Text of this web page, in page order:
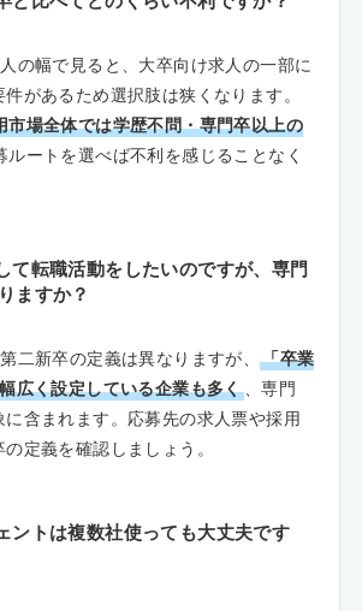
の幅で見ると、大卒向け求人の一部に
件があるため選択肢は狭くなります。
市場全体では学歴不問・専門卒以上の
ルートを選べば不利を感じることなく
て転職活動をしたいのですが、専門
ますか？
二新卒の定義は異なりますが、「卒業
広く設定している企業も多く、専門
含まれます。応募先の求人票や採用
定義を確認しましょう。
ントは複数社使っても大丈夫です